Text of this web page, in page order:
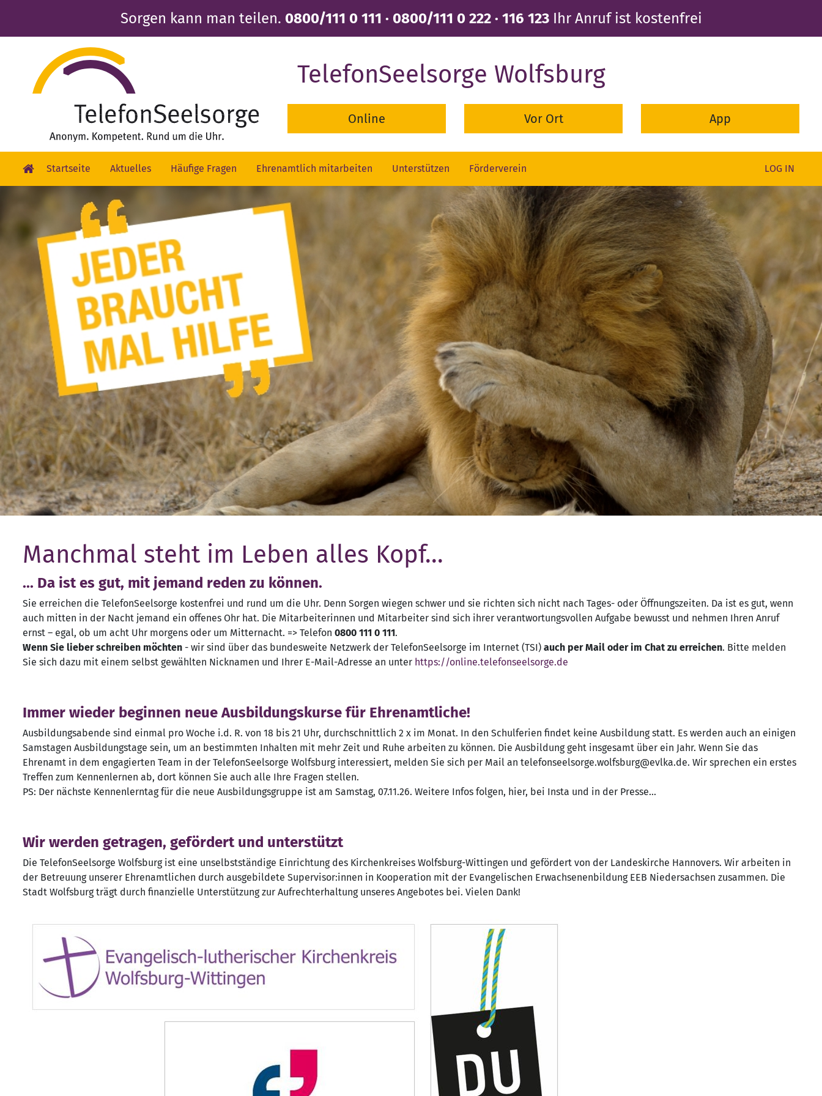
main
Sorgen kann man teilen. 0800/111 0 111 · 0800/111 0 222 · 116 123Ihr Anruf ist kostenfrei
TelefonSeelsorge Wolfsburg
Online Vor Ort App
Startseite Aktuelles Häufige Fragen Ehrenamtlich mitarbeiten Unterstützen Förderverein LOG IN
Manchmal steht im Leben alles Kopf...
... Da ist es gut, mit jemand reden zu können.
Sie erreichen die TelefonSeelsorge kostenfrei und rund um die Uhr. Denn Sorgen wiegen schwer und sie richten sich nicht nach Tages- oder Öffnungszeiten. Da ist es gut, wenn
auch mitten in der Nacht jemand ein offenes Ohr hat. Die Mitarbeiterinnen und Mitarbeiter sind sich ihrer verantwortungsvollen Aufgabe bewusst und nehmen Ihren Anruf
ernst – egal, ob um acht Uhr morgens oder um Mitternacht. => Telefon 0800 111 0 111.
Wenn Sie lieber schreiben möchten - wir sind über das bundesweite Netzwerk der TelefonSeelsorge im Internet (TSI) auch per Mail oder im Chat zu erreichen. Bitte melden
Sie sich dazu mit einem selbst gewählten Nicknamen und Ihrer E-Mail-Adresse an unter https://online.telefonseelsorge.de
Immer wieder beginnen neue Ausbildungskurse für Ehrenamtliche!
Ausbildungsabende sind einmal pro Woche i.d. R. von 18 bis 21 Uhr, durchschnittlich 2 x im Monat. In den Schulferien findet keine Ausbildung statt. Es werden auch an einigen
Samstagen Ausbildungstage sein, um an bestimmten Inhalten mit mehr Zeit und Ruhe arbeiten zu können. Die Ausbildung geht insgesamt über ein Jahr. Wenn Sie das
Ehrenamt in dem engagierten Team in der TelefonSeelsorge Wolfsburg interessiert, melden Sie sich per Mail an telefonseelsorge.wolfsburg@evlka.de. Wir sprechen ein erstes
Treffen zum Kennenlernen ab, dort können Sie auch alle Ihre Fragen stellen.
PS: Der nächste Kennenlerntag für die neue Ausbildungsgruppe ist am Samstag, 07.11.26. Weitere Infos folgen, hier, bei Insta und in der Presse...
Wir werden getragen, gefördert und unterstützt
Die TelefonSeelsorge Wolfsburg ist eine unselbstständige Einrichtung des Kirchenkreises Wolfsburg-Wittingen und gefördert von der Landeskirche Hannovers. Wir arbeiten in
der Betreuung unserer Ehrenamtlichen durch ausgebildete Supervisor:innen in Kooperation mit der Evangelischen Erwachsenenbildung EEB Niedersachsen zusammen. Die
Stadt Wolfsburg trägt durch finanzielle Unterstützung zur Aufrechterhaltung unseres Angebotes bei. Vielen Dank!